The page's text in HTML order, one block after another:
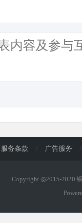
服务条款 / 广告服务 /
Copyright ◎2015-2020